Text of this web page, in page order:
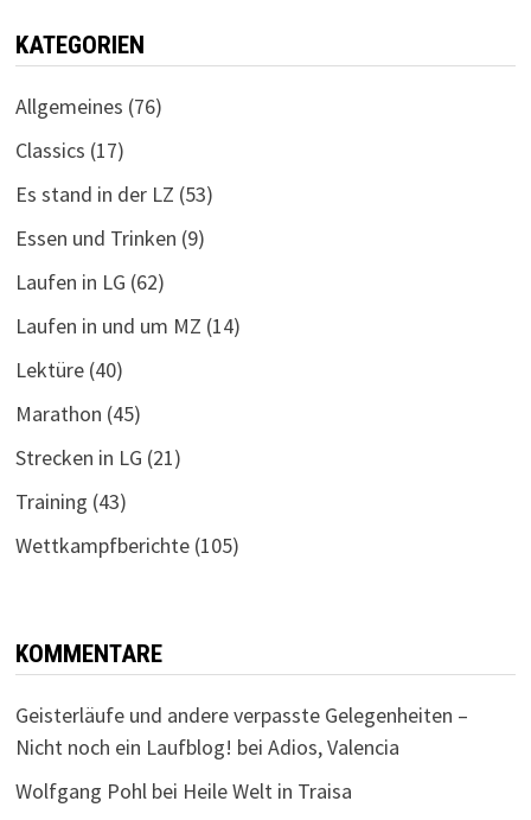
KATEGORIEN
Allgemeines (76)
Classics (17)
Es stand in der LZ (53)
Essen und Trinken (9)
Laufen in LG (62)
Laufen in und um MZ (14)
Lektüre(40)
Marathon (45)
Strecken in LG (21)
Training (43)
Wettkampfberichte(105)
KOMMENTARE
Geisterläufe und andere verpasste Gelegenheiten –
Nicht noch ein Laufblog! bei Adios, Valencia
Wolfgang Pohlbei Heile Welt in Traisa